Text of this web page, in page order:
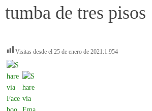
tumba de tres pisos
Visitas desde el 25 de enero de 2021:1.954